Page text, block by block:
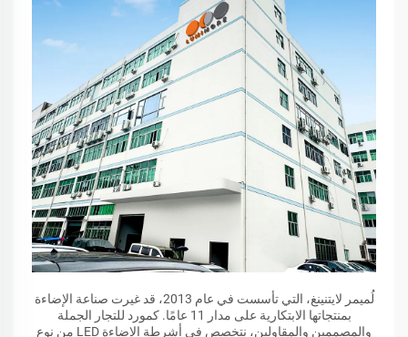
لُميمر لايتنينغ، التي تأسست في عام 2013، قد غيرت صناعة الإضاءة
بمنتجاتها الابتكارية على مدار 11 عامًا. كمورد للتجار الجملة
والمصممين والمقاولين، نتخصص في أشرطة الإضاءة LED من نوع